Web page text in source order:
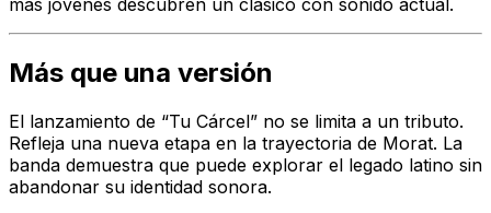
más jóvenes descubren un clásico con sonido actual.
Más que una versión
El lanzamiento de “Tu Cárcel” no se limita a un tributo.
Refleja una nueva etapa en la trayectoria de Morat. La
banda demuestra que puede explorar el legado latino sin
abandonar su identidad sonora.